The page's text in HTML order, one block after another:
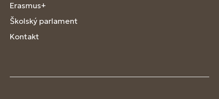
Erasmus+
Školský parlament
Kontakt